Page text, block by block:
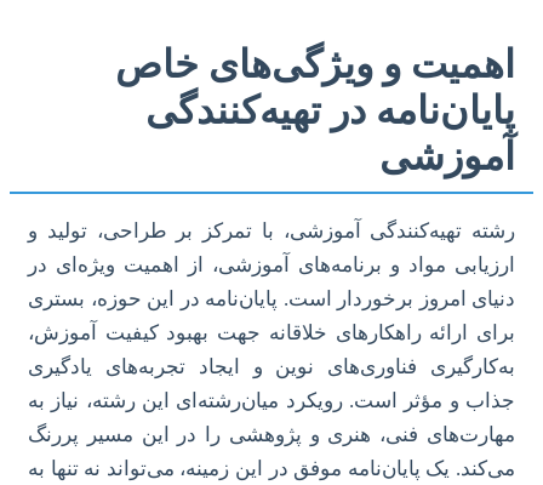
اهمیت و ویژگی‌های خاص
پایان‌نامه در تهیه‌کنندگی
آموزشی
رشته تهیه‌کنندگی آموزشی، با تمرکز بر طراحی، تولید و
ارزیابی مواد و برنامه‌های آموزشی، از اهمیت ویژه‌ای در
دنیای امروز برخوردار است. پایان‌نامه در این حوزه، بستری
برای ارائه راهکارهای خلاقانه جهت بهبود کیفیت آموزش،
به‌کارگیری فناوری‌های نوین و ایجاد تجربه‌های یادگیری
جذاب و مؤثر است. رویکرد میان‌رشته‌ای این رشته، نیاز به
مهارت‌های فنی، هنری و پژوهشی را در این مسیر پررنگ
می‌کند. یک پایان‌نامه موفق در این زمینه، می‌تواند نه تنها به